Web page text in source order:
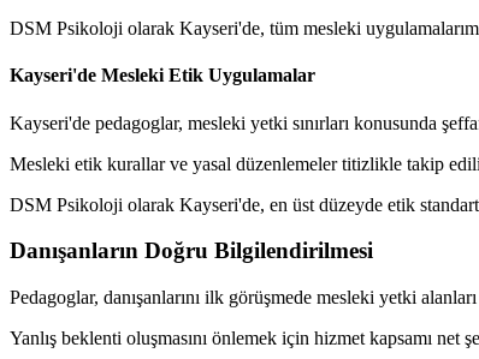
DSM Psikoloji olarak Kayseri'de, tüm mesleki
Kayseri'de Mesleki Etik Uygulamalar
Kayseri'de pedagoglar, mesleki yetki sınırları konusunda
Mesleki etik kurallar ve yasal düzenlemeler titizlikle takip
DSM Psikoloji olarak Kayseri'de, en üst düzeyde etik
Danışanların Doğru Bilgilendirilmesi
Pedagoglar, danışanlarını ilk görüşmede mesleki yetki
Yanlış beklenti oluşmasını önlemek için hizmet kapsamı